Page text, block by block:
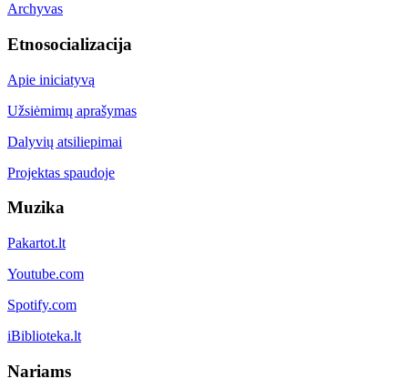
Archyvas
Etnosocializacija
Apie iniciatyvą
Užsiėmimų aprašymas
Dalyvių atsiliepimai
Projektas spaudoje
Muzika
Pakartot.lt
Youtube.com
Spotify.com
iBiblioteka.lt
Nariams